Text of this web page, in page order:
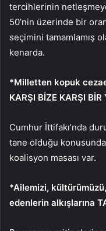
tercihlerinin
50’nin üzerinde bir
seçimini tamamlamış
kenarda.
*Milletten kopuk
KARŞI BİZE KARŞI BİR
Cumhur İttifakı’nda
tane olduğu
koalisyon masası var.
*Ailemizi,
edenlerin alkışlarına